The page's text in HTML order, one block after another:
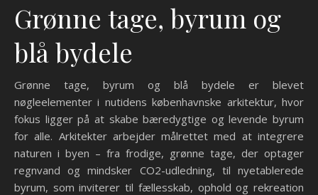
Grønne tage, byrum og
blå bydele
Grønne tage, byrum og blå bydele er blevet
nøgleelementer i nutidens københavnske arkitektur, hvor
fokus ligger på at skabe bæredygtige og levende byrum
for alle. Arkitekter arbejder målrettet med at integrere
naturen i byen – fra frodige, grønne tage, der optager
regnvand og mindsker CO2-udledning, til nyetablerede
byrum, som inviterer til fællesskab, ophold og rekreation